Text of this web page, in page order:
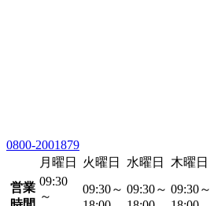
0800-2001879
月曜日
火曜日 水曜日 木曜日
営業 09:30
～
09:30～ 09:30～ 09:30～